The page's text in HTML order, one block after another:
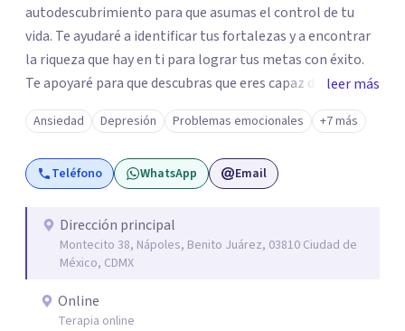
autodescubrimiento para que asumas el control de tu
vida. Te ayudaré a identificar tus fortalezas y a encontrar
la riqueza que hay en ti para lograr tus metas con éxito.
Te apoyaré para que descubras que eres capaz de
convertir los problemas en oportunidades Tú tienes
derecho a vivir con bienestar, sin culpas, sin
remordimientos y en plenitud. Con amor propio todo es
posible. En el viaje de tu vida. ¿Te das cuenta que tienes
objetivos pero también hay momentos en los que has
experimentado situaciones que no te favorecen y te
gustaría que fueran diferentes? Pedir ayuda es el primer
paso para encontrar soluciones.
leer más
Ansiedad Depresión Problemas emocionales +7 más
Teléfono WhatsApp Email
Dirección principal
Montecito 38, Nápoles, Benito Juárez, 03810 Ciudad de
México, CDMX
Online
Terapia online